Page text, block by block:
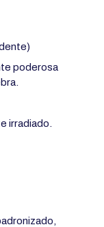
poderosa
irradiado.